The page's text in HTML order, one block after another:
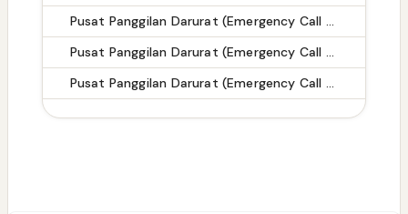
Pusat Panggilan Darurat (Emergency Call Center) di Kabupaten Merangin
Pusat Panggilan Darurat (Emergency Call Center) di Kabupaten Karanganyar
Pusat Panggilan Darurat (Emergency Call Center) di Kabupaten Lampung Tengah